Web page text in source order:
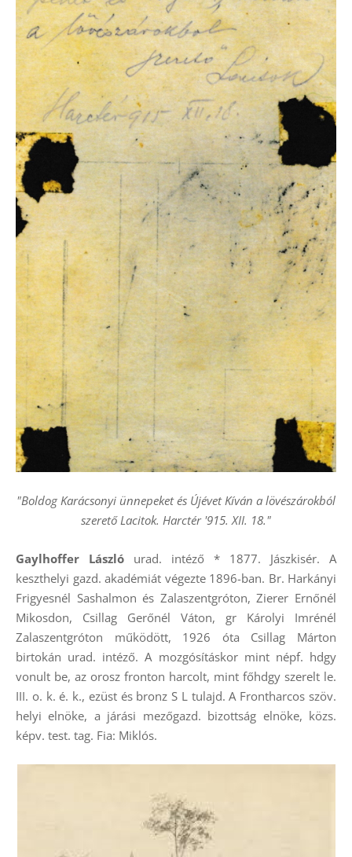
"Boldog Karácsonyi ünnepeket és Újévet Kíván a lövészárokból
szerető Lacitok. Harctér '915. XII. 18."
Gaylhoffer László urad. intéző * 1877. Jászkisér. A
keszthelyi gazd. akadémiát végezte 1896-ban. Br. Harkányi
Frigyesnél Sashalmon és Zalaszentgróton, Zierer Ernőnél
Mikosdon, Csillag Gerőnél Váton, gr Károlyi Imrénél
Zalaszentgróton működött, 1926 óta Csillag Márton
birtokán urad. intéző. A mozgósításkor mint népf. hdgy
vonult be, az orosz fronton harcolt, mint főhdgy szerelt le.
III. o. k. é. k., ezüst és bronz S L tulajd. A Frontharcos szöv.
helyi elnöke, a járási mezőgazd. bizottság elnöke, közs.
képv. test. tag. Fia: Miklós.